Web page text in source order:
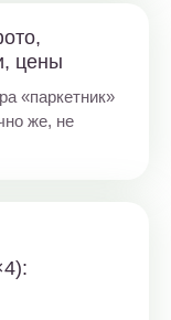
цены
«паркетник»
же, не